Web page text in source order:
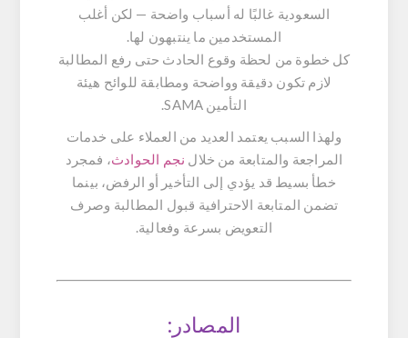
السعودية غالبًا له أسباب واضحة — لكن أغلب
المستخدمين ما ينتبهون لها.
كل خطوة من لحظة وقوع الحادث حتى رفع المطالبة
لازم تكون دقيقة وواضحة ومطابقة للوائح هيئة
التأمين SAMA.
ولهذا السبب يعتمد العديد من العملاء على خدمات
المراجعة والمتابعة من خلال نجم الحوادث، فمجرد
خطأ بسيط قد يؤدي إلى التأخير أو الرفض، بينما
تضمن المتابعة الاحترافية قبول المطالبة وصرف
التعويض بسرعة وفعالية.
المصادر: